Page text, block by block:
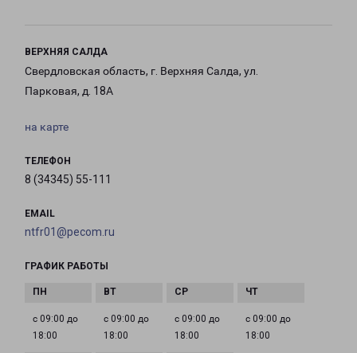
ВЕРХНЯЯ САЛДА
Свердловская область, г. Верхняя Салда, ул.
Парковая, д. 18А
на карте
ТЕЛЕФОН
8 (34345) 55-111
EMAIL
ntfr01@pecom.ru
ГРАФИК РАБОТЫ
с 09:00 до
18:00
с 09:00 до
18:00
с 09:00 до
18:00
с 09:00 до
18:00